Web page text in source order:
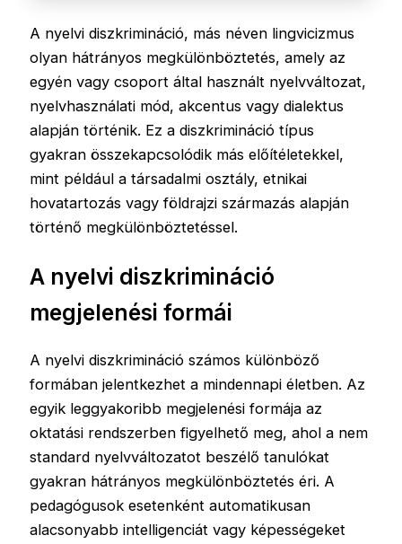
A nyelvi diszkrimináció, más néven lingvicizmus
olyan hátrányos megkülönböztetés, amely az
egyén vagy csoport által használt nyelvváltozat,
nyelvhasználati mód, akcentus vagy dialektus
alapján történik. Ez a diszkrimináció típus
gyakran összekapcsolódik más előítéletekkel,
mint például a társadalmi osztály, etnikai
hovatartozás vagy földrajzi származás alapján
történő megkülönböztetéssel.
A nyelvi diszkrimináció
megjelenési formái
A nyelvi diszkrimináció számos különböző
formában jelentkezhet a mindennapi életben. Az
egyik leggyakoribb megjelenési formája az
oktatási rendszerben figyelhető meg, ahol a nem
standard nyelvváltozatot beszélő tanulókat
gyakran hátrányos megkülönböztetés éri. A
pedagógusok esetenként automatikusan
alacsonyabb intelligenciát vagy képességeket